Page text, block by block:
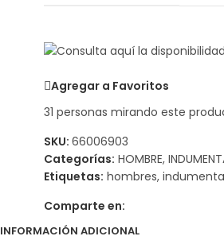
Agregar a Favoritos
31 personas mirando este
SKU: 66006903
Categorías: HOMBRE,
Etiquetas: hombres,
Comparte en:
INFORMACIÓN ADICIONAL